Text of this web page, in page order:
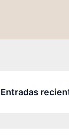
Entradas